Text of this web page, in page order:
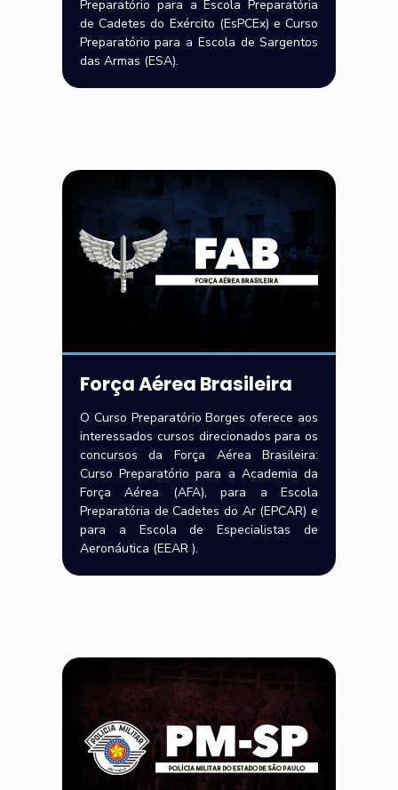
Preparatório para a Escola Preparatória
de Cadetes do Exército (EsPCEx) e Curso
Preparatório para a Escola de Sargentos
das Armas (ESA).
Força Aérea Brasileira
O Curso Preparatório Borges oferece aos
interessados cursos direcionados para os
concursos da Força Aérea Brasileira:
Curso Preparatório para a Academia da
Força Aérea (AFA), para a Escola
Preparatória de Cadetes do Ar (EPCAR) e
para a Escola de Especialistas de
Aeronáutica (EEAR ).